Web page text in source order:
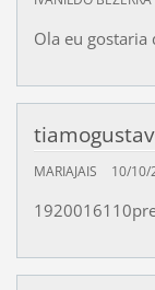
Ola eu gostaria
MARIAJAIS 10/10/